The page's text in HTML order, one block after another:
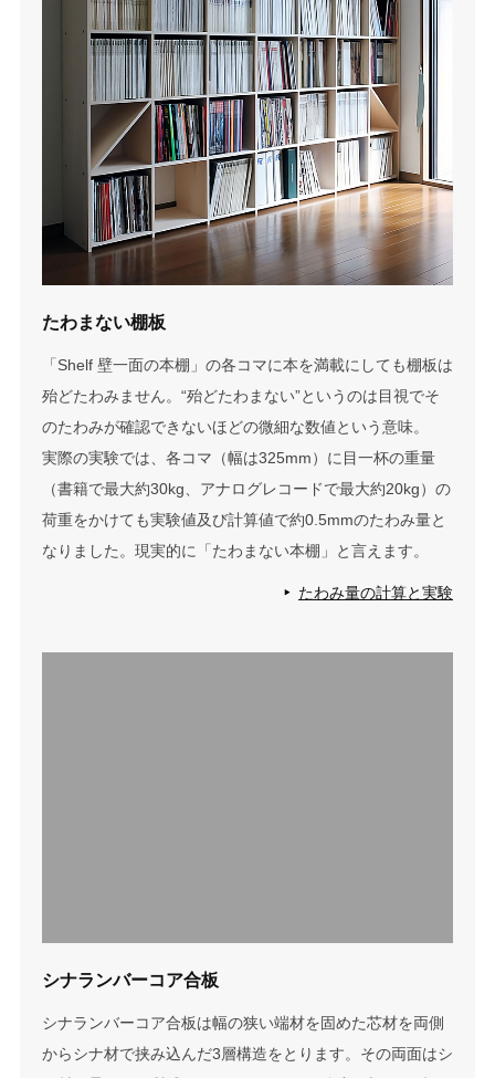
たわまない棚板
「Shelf 壁一面の本棚」の各コマに本を満載にしても棚板は
殆どたわみません。“殆どたわまない”というのは目視でそ
のたわみが確認できないほどの微細な数値という意味。
実際の実験では、各コマ（幅は325mm）に目一杯の重量
（書籍で最大約30kg、アナログレコードで最大約20kg）の
荷重をかけても実験値及び計算値で約0.5mmのたわみ量と
なりました。現実的に「たわまない本棚」と言えます。
たわみ量の計算と実験
シナランバーコア合板
シナランバーコア合板は幅の狭い端材を固めた芯材を両側
からシナ材で挟み込んだ3層構造をとります。その両面はシ